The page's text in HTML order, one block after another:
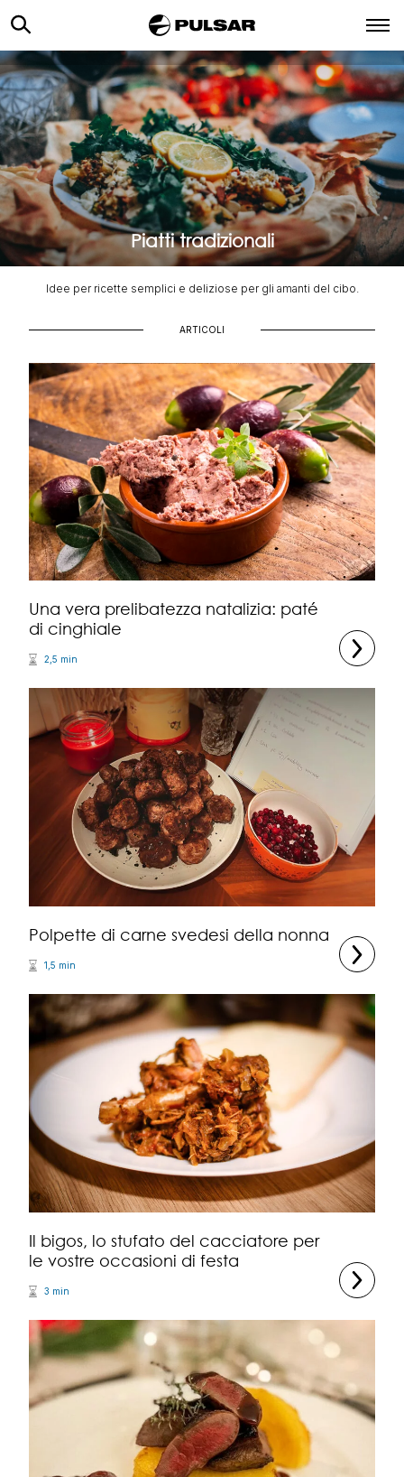
Piatti tradizionali
Piatti tradizionali
Idee per ricette semplici e deliziose per gli amanti del cibo.
ARTICOLI
Una vera prelibatezza natalizia: paté
di cinghiale
2,5 min
Polpette di carne svedesi della nonna
1,5 min
Il bigos, lo stufato del cacciatore per
le vostre occasioni di festa
3 min